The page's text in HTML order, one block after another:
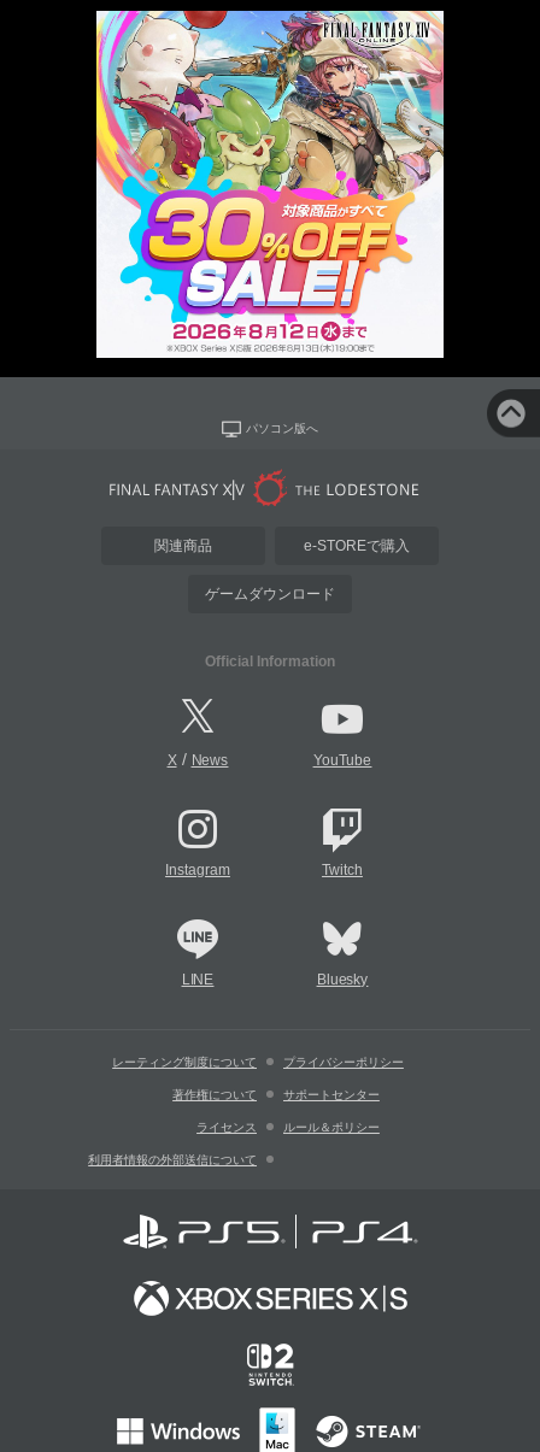
パソコン版へ
関連商品 e-STOREで購入
ゲームダウンロード
Official Information
X/ News YouTube
Instagram Twitch
LINE Bluesky
レーティング制度について プライバシーポリシー
著作権について サポートセンター
ライセンス ルール＆ポリシー
利用者情報の外部送信について